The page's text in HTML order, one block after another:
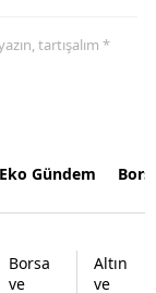
tartışalım *
Eko Gündem
Borsa
ve
Altın
ve